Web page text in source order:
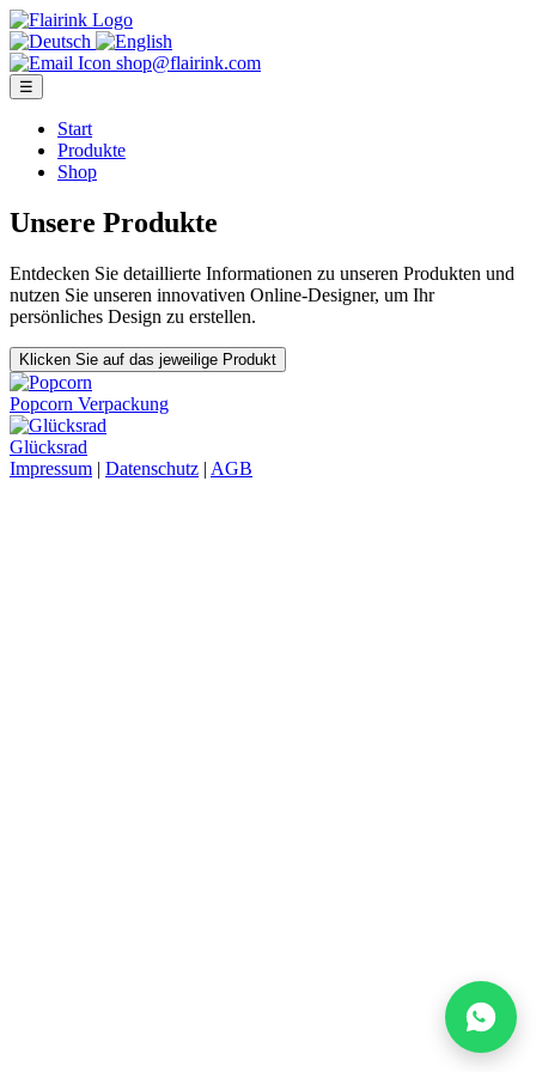
shop@flairink.com
☰
Start
Produkte
Shop
Unsere Produkte
Entdecken Sie detaillierte Informationen zu unseren Produkten und
nutzen Sie unseren innovativen Online-Designer, um Ihr
persönliches Design zu erstellen.
Klicken Sie auf das jeweilige Produkt
Popcorn Verpackung
Glücksrad
Impressum | Datenschutz | AGB